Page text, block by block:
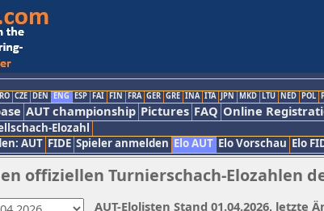
CZE DEN ENG ESP FAI FIN FRA GER GRE INA ITA JPN MKD LTU NED POL
AUT championship Pictures FAQ Online
Elozahl
AUT FIDE Spieler anmelden Elo AUT Elo Vorschau Elo
offiziellen Turnierschach-Elozahlen
AUT-Elolisten Stand 01.04.2026, letzte